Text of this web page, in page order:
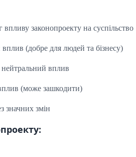
впливу законопроекту на суспільство
(добре для людей та бізнесу)
вплив
(може зашкодити)
значних змін